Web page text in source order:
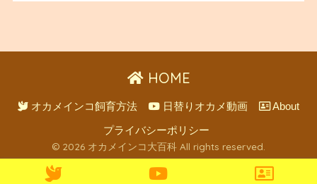
HOME
オカメインコ飼育方法 日替りオカメ動画 About
プライバシーポリシー
© 2026 オカメインコ大百科 All rights reserved.